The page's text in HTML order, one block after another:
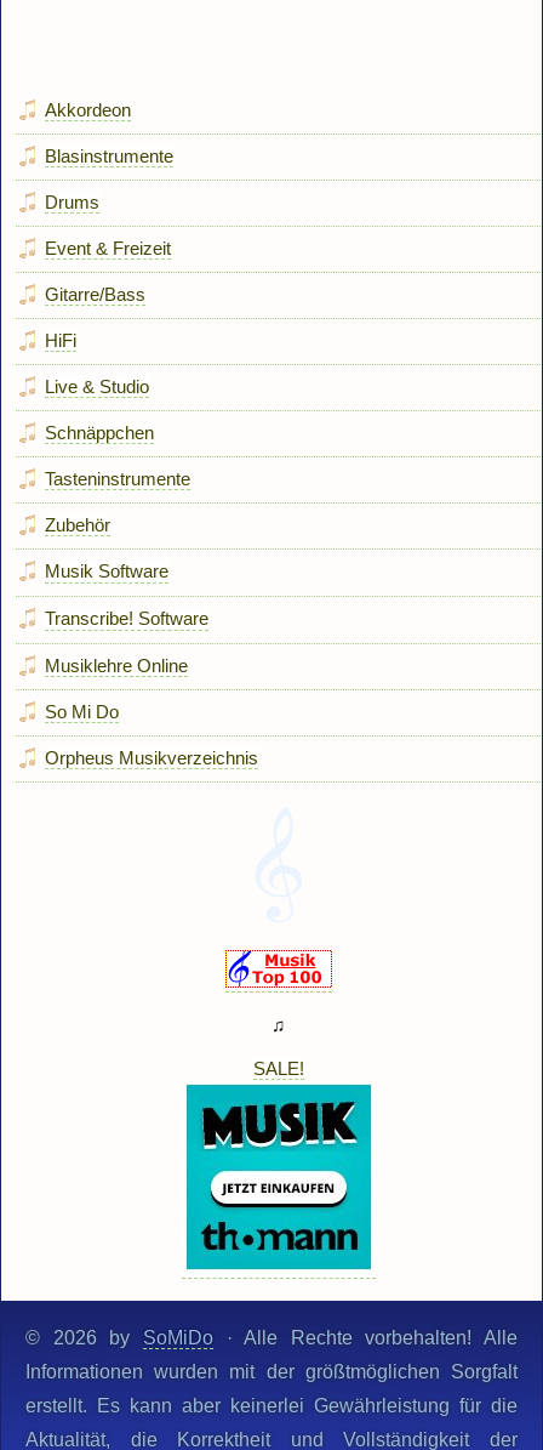
Akkordeon
Blasinstrumente
Drums
Event & Freizeit
Gitarre/Bass
HiFi
Live & Studio
Schnäppchen
Tasteninstrumente
Zubehör
Musik Software
Transcribe! Software
Musiklehre Online
So Mi Do
Orpheus Musikverzeichnis
♫
SALE!
© 2026 by SoMiDo· Alle Rechte vorbehalten! Alle
Informationen wurden mit der größtmöglichen Sorgfalt
erstellt. Es kann aber keinerlei Gewährleistung für die
Aktualität, die Korrektheit und Vollständigkeit der